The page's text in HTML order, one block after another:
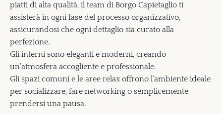
piatti di alta qualità, il team di Borgo Capietaglio ti
assisterà in ogni fase del processo organizzativo,
assicurandosi che ogni dettaglio sia curato alla
perfezione.
Gli interni sono eleganti e moderni, creando
un’atmosfera accogliente e professionale.
Gli spazi comuni e le aree relax offrono l’ambiente ideale
per socializzare, fare networking o semplicemente
prendersi una pausa.